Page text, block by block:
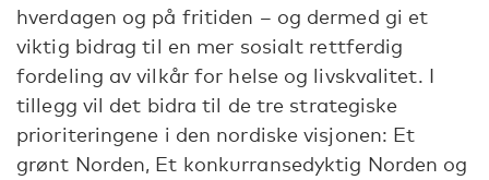
hverdagen og på fritiden – og dermed gi et
viktig bidrag til en mer sosialt rettferdig
fordeling av vilkår for helse og livskvalitet. I
tillegg vil det bidra til de tre strategiske
prioriteringene i den nordiske visjonen: Et
grønt Norden, Et konkurransedyktig Norden og